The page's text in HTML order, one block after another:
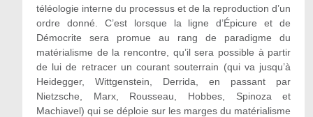
téléologie interne du processus et de la reproduction d’un
ordre donné. C’est lorsque la ligne d’Épicure et de
Démocrite sera promue au rang de paradigme du
matérialisme de la rencontre, qu’il sera possible à partir
de lui de retracer un courant souterrain (qui va jusqu’à
Heidegger, Wittgenstein, Derrida, en passant par
Nietzsche, Marx, Rousseau, Hobbes, Spinoza et
Machiavel) qui se déploie sur les marges du matérialisme